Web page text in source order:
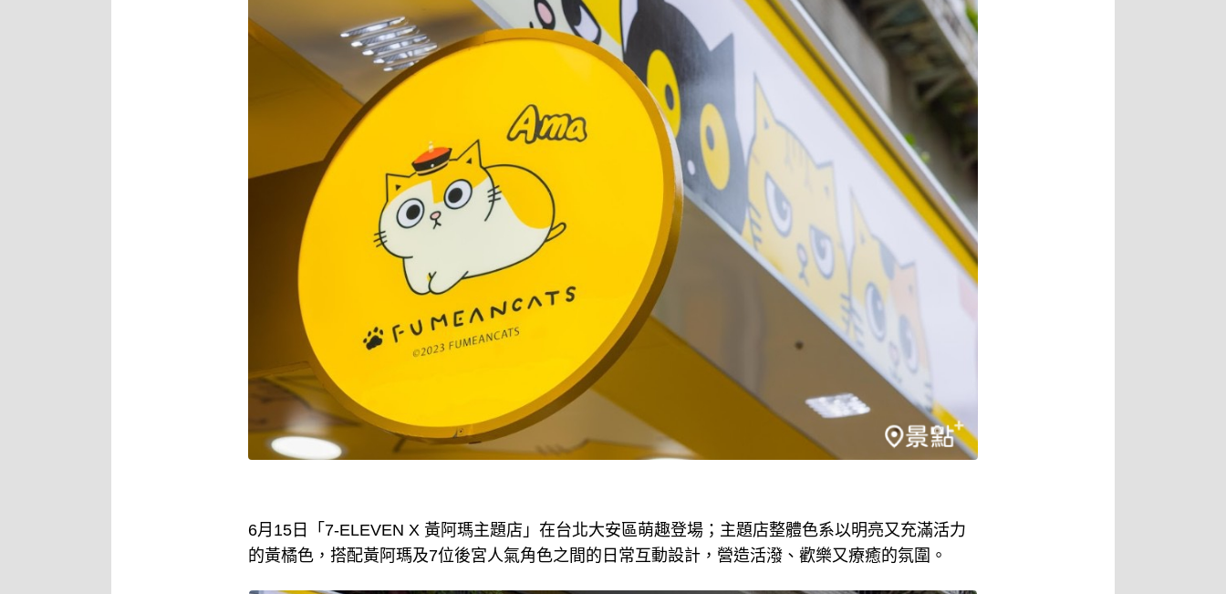
6月15日「7-ELEVEN X 黃阿瑪主題店」在台北大安區萌趣登場；主題店整體色系以明亮又充滿活力
的黃橘色，搭配黃阿瑪及7位後宮人氣角色之間的日常互動設計，營造活潑、歡樂又療癒的氛圍。